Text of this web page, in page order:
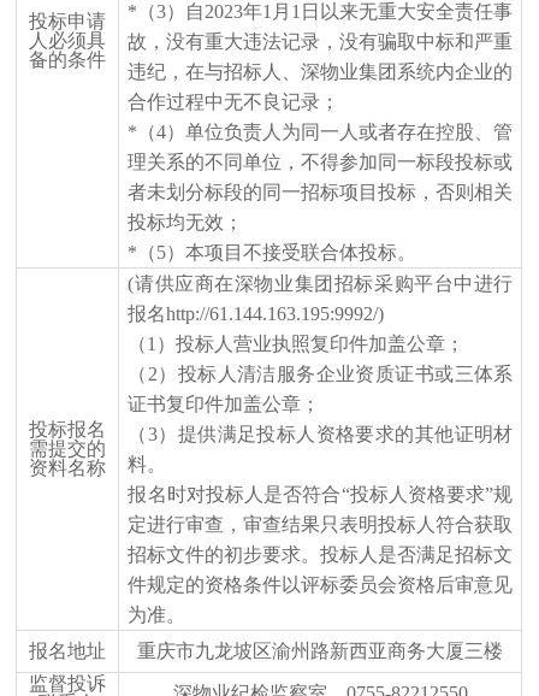
投标申请
人必须具
备的条件
*（3）自2023年1月1日以来无重大安全责任事
故，没有重大违法记录，没有骗取中标和严重
违纪，在与招标人、深物业集团系统内企业的
合作过程中无不良记录 ；
* （4）单位负责人为同一人或者存在控股、管
理关系的不同单位，不得参加同一标段投标或
者未划分标段的同一招标项目投标，否则相关
投标均无效；
* （5）本项目不接受联合体投标。
投标报名
需提交的
资料名称
(请供应商在深物业集团招标采购平台中进行
报名http://61.144.163.195:9992/)
（1）投标人营业执照复印件加盖公章；
（ 2） 投标人 清洁服务企业资质证书或三体系
证书复印件加盖公章 ；
（3）提供满足投标人资格要求的其他证明材
料。
报名时对投标人是否符合“投标人资格要求”规
定进行审查，审查结果只表明投标人符合获取
招标文件的初步要求。投标人是否满足招标文
件规定的资格条件以评标委员会资格后审意见
为准。
报名地址
重庆市九龙坡区渝州路新西亚商务大厦三楼
监督投诉